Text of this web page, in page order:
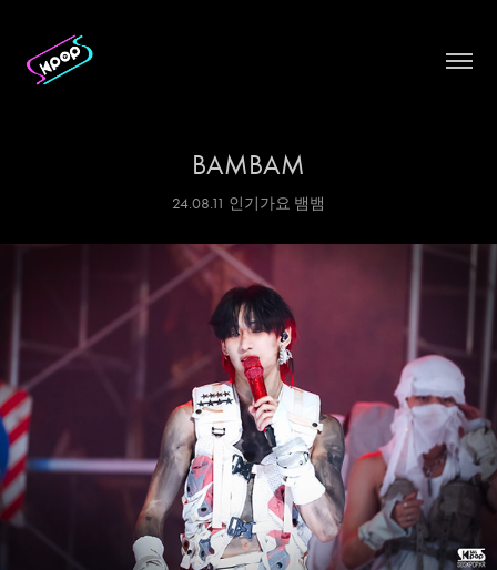
BAMBAM
24.08.11 인기가요 뱀뱀